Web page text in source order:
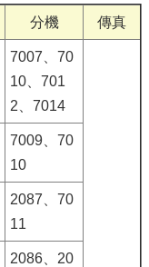
分機 傳真
7007、70
10、701
2、7014
7009、70
10
2087、70
11
2086、20